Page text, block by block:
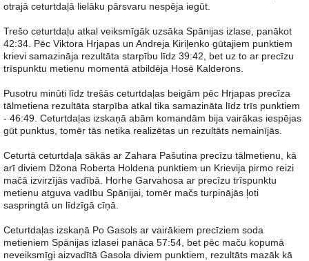
otrajā ceturtdaļā lielāku pārsvaru nespēja iegūt.
Trešo ceturtdaļu atkal veiksmīgāk uzsāka Spānijas izlase, panākot
42:34. Pēc Viktora Hrjapas un Andreja Kiriļenko gūtajiem punktiem
krievi samazināja rezultāta starpību līdz 39:42, bet uz to ar precīzu
trīspunktu metienu momentā atbildēja Hosē Kalderons.
Pusotru minūti līdz trešās ceturtdaļas beigām pēc Hrjapas precīza
tālmetiena rezultāta starpība atkal tika samazināta līdz trīs punktiem
- 46:49. Ceturtdaļas izskaņā abām komandām bija vairākas iespējas
gūt punktus, tomēr tās netika realizētas un rezultāts nemainījās.
Ceturtā ceturtdaļa sākās ar Zahara Pašutina precīzu tālmetienu, kā
arī diviem Džona Roberta Holdena punktiem un Krievija pirmo reizi
mačā izvirzījās vadībā. Horhe Garvahosa ar precīzu trīspunktu
metienu atguva vadību Spānijai, tomēr mačs turpinājās ļoti
saspringtā un līdzīgā cīņā.
Ceturtdaļas izskaņā Po Gasols ar vairākiem precīziem soda
metieniem Spānijas izlasei panāca 57:54, bet pēc maču kopumā
neveiksmīgi aizvadītā Gasola diviem punktiem, rezultāts mazāk kā